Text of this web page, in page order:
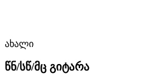
ახალი
წნ/სწ/მც გიტარა